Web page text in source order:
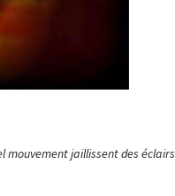
mouvement jaillissent des éclairs